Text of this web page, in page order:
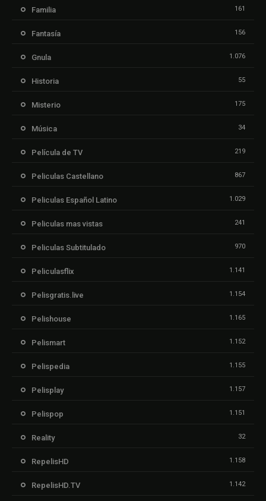
Familia 161
Fantasía 156
Gnula 1.076
Historia 55
Misterio 175
Música 34
Película de TV 219
Peliculas Castellano 867
Peliculas Español Latino 1.029
Peliculas mas vistas 241
Peliculas Subtitulado 970
Peliculasflix 1.141
Pelisgratis.live 1.154
Pelishouse 1.165
Pelismart 1.152
Pelispedia 1.155
Pelisplay 1.157
Pelispop 1.151
Reality 32
RepelisHD 1.158
RepelisHD.TV 1.142